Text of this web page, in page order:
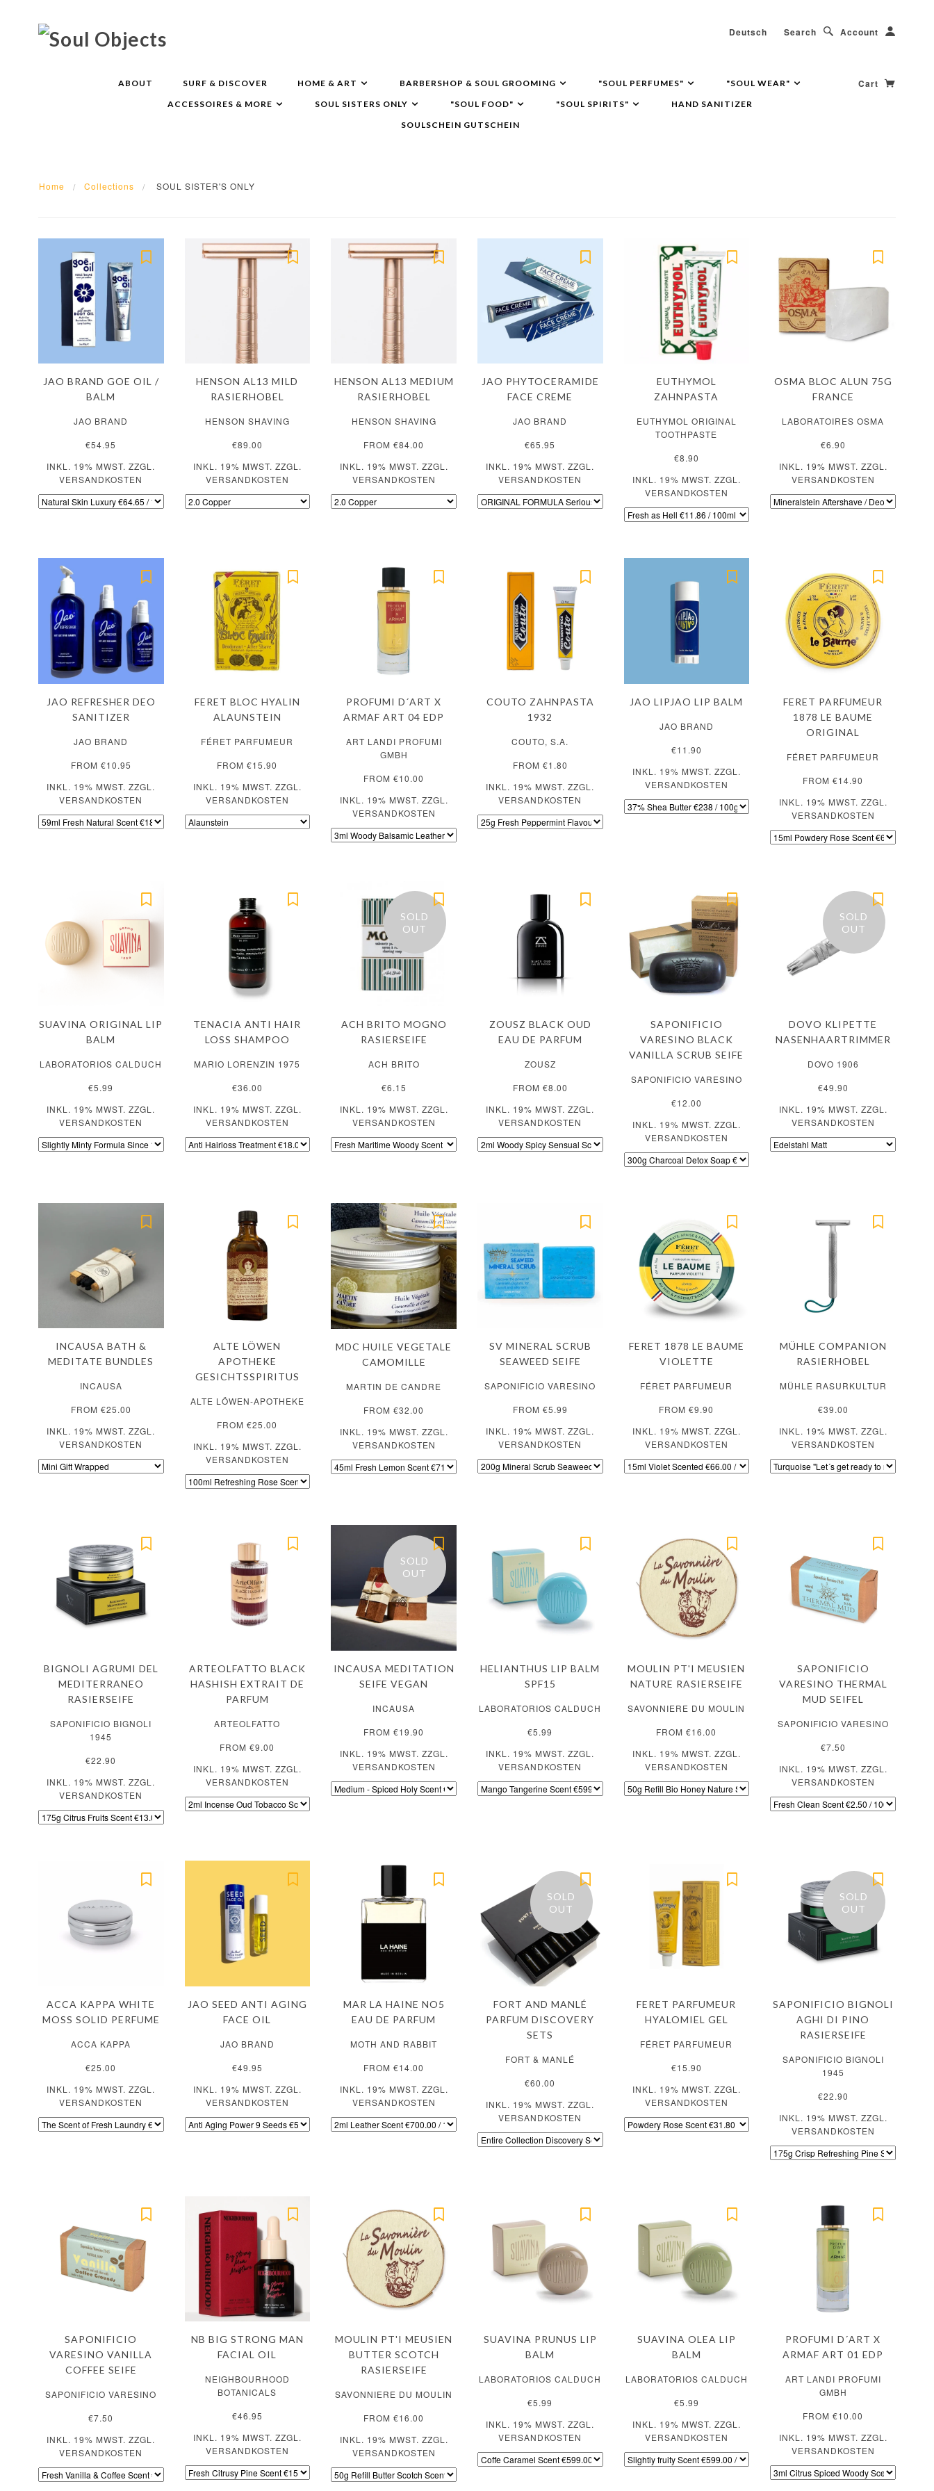
Deutsch Search Account
ABOUT SURF & DISCOVER HOME & ART BARBERSHOP & SOUL GROOMING "SOUL PERFUMES"
"SOUL WEAR"
ACCESSOIRES & MORE
SOUL SISTERS ONLY "SOUL FOOD" "SOUL SPIRITS"
HAND SANITIZER
SOULSCHEIN GUTSCHEIN
Cart
Home Collections SOUL SISTER'S ONLY
JAO BRAND GOE OIL /
BALM
JAO BRAND
€54.95
INKL. 19% MWST. ZZGL.
VERSANDKOSTEN
HENSON AL13 MILD
RASIERHOBEL
HENSON SHAVING
€89.00
INKL. 19% MWST. ZZGL.
VERSANDKOSTEN
HENSON AL13 MEDIUM
RASIERHOBEL
HENSON SHAVING
FROM €84.00
INKL. 19% MWST. ZZGL.
VERSANDKOSTEN
JAO PHYTOCERAMIDE
FACE CREME
JAO BRAND
€65.95
INKL. 19% MWST. ZZGL.
VERSANDKOSTEN
EUTHYMOL
ZAHNPASTA
EUTHYMOL ORIGINAL
TOOTHPASTE
€8.90
INKL. 19% MWST. ZZGL.
VERSANDKOSTEN
OSMA BLOC ALUN 75G
FRANCE
LABORATOIRES OSMA
€6.90
INKL. 19% MWST. ZZGL.
VERSANDKOSTEN
JAO REFRESHER DEO
SANITIZER
JAO BRAND
FROM €10.95
INKL. 19% MWST. ZZGL.
VERSANDKOSTEN
FERET BLOC HYALIN
ALAUNSTEIN
FÉRET PARFUMEUR
FROM €15.90
INKL. 19% MWST. ZZGL.
VERSANDKOSTEN
PROFUMI D´ART X
ARMAF ART 04 EDP
ART LANDI PROFUMI
GMBH
FROM €10.00
INKL. 19% MWST. ZZGL.
VERSANDKOSTEN
COUTO ZAHNPASTA
1932
COUTO, S.A.
FROM €1.80
INKL. 19% MWST. ZZGL.
VERSANDKOSTEN
JAO LIPJAO LIP BALM
JAO BRAND
€11.90
INKL. 19% MWST. ZZGL.
VERSANDKOSTEN
FERET PARFUMEUR
1878 LE BAUME
ORIGINAL
FÉRET PARFUMEUR
FROM €14.90
INKL. 19% MWST. ZZGL.
VERSANDKOSTEN
SUAVINA ORIGINAL LIP
BALM
LABORATORIOS CALDUCH
€5.99
INKL. 19% MWST. ZZGL.
VERSANDKOSTEN
TENACIA ANTI HAIR
LOSS SHAMPOO
MARIO LORENZIN 1975
€36.00
INKL. 19% MWST. ZZGL.
VERSANDKOSTEN
SOLD
OUT
ACH BRITO MOGNO
RASIERSEIFE
ACH BRITO
€6.15
INKL. 19% MWST. ZZGL.
VERSANDKOSTEN
ZOUSZ BLACK OUD
EAU DE PARFUM
ZOUSZ
FROM €8.00
INKL. 19% MWST. ZZGL.
VERSANDKOSTEN
SAPONIFICIO
VARESINO BLACK
VANILLA SCRUB SEIFE
SAPONIFICIO VARESINO
€12.00
INKL. 19% MWST. ZZGL.
VERSANDKOSTEN
SOLD
OUT
DOVO KLIPETTE
NASENHAARTRIMMER
DOVO 1906
€49.90
INKL. 19% MWST. ZZGL.
VERSANDKOSTEN
INCAUSA BATH &
MEDITATE BUNDLES
INCAUSA
FROM €25.00
INKL. 19% MWST. ZZGL.
VERSANDKOSTEN
ALTE LÖWEN
APOTHEKE
GESICHTSSPIRITUS
ALTE LÖWEN-APOTHEKE
FROM €25.00
INKL. 19% MWST. ZZGL.
VERSANDKOSTEN
MDC HUILE VEGETALE
CAMOMILLE
MARTIN DE CANDRE
FROM €32.00
INKL. 19% MWST. ZZGL.
VERSANDKOSTEN
SV MINERAL SCRUB
SEAWEED SEIFE
SAPONIFICIO VARESINO
FROM €5.99
INKL. 19% MWST. ZZGL.
VERSANDKOSTEN
FERET 1878 LE BAUME
VIOLETTE
FÉRET PARFUMEUR
FROM €9.90
INKL. 19% MWST. ZZGL.
VERSANDKOSTEN
MÜHLE COMPANION
RASIERHOBEL
MÜHLE RASURKULTUR
€39.00
INKL. 19% MWST. ZZGL.
VERSANDKOSTEN
BIGNOLI AGRUMI DEL
MEDITERRANEO
RASIERSEIFE
SAPONIFICIO BIGNOLI
1945
€22.90
INKL. 19% MWST. ZZGL.
VERSANDKOSTEN
ARTEOLFATTO BLACK
HASHISH EXTRAIT DE
PARFUM
ARTEOLFATTO
FROM €9.00
INKL. 19% MWST. ZZGL.
VERSANDKOSTEN
SOLD
OUT
INCAUSA MEDITATION
SEIFE VEGAN
INCAUSA
FROM €19.90
INKL. 19% MWST. ZZGL.
VERSANDKOSTEN
HELIANTHUS LIP BALM
SPF15
LABORATORIOS CALDUCH
€5.99
INKL. 19% MWST. ZZGL.
VERSANDKOSTEN
MOULIN PT'I MEUSIEN
NATURE RASIERSEIFE
SAVONNIERE DU MOULIN
FROM €16.00
INKL. 19% MWST. ZZGL.
VERSANDKOSTEN
SAPONIFICIO
VARESINO THERMAL
MUD SEIFEL
SAPONIFICIO VARESINO
€7.50
INKL. 19% MWST. ZZGL.
VERSANDKOSTEN
ACCA KAPPA WHITE
MOSS SOLID PERFUME
ACCA KAPPA
€25.00
INKL. 19% MWST. ZZGL.
VERSANDKOSTEN
JAO SEED ANTI AGING
FACE OIL
JAO BRAND
€49.95
INKL. 19% MWST. ZZGL.
VERSANDKOSTEN
MAR LA HAINE NO5
EAU DE PARFUM
MOTH AND RABBIT
FROM €14.00
INKL. 19% MWST. ZZGL.
VERSANDKOSTEN
SOLD
OUT
FORT AND MANLÉ
PARFUM DISCOVERY
SETS
FORT & MANLÉ
€60.00
INKL. 19% MWST. ZZGL.
VERSANDKOSTEN
FERET PARFUMEUR
HYALOMIEL GEL
FÉRET PARFUMEUR
€15.90
INKL. 19% MWST. ZZGL.
VERSANDKOSTEN
SOLD
OUT
SAPONIFICIO BIGNOLI
AGHI DI PINO
RASIERSEIFE
SAPONIFICIO BIGNOLI
1945
€22.90
INKL. 19% MWST. ZZGL.
VERSANDKOSTEN
SAPONIFICIO
VARESINO VANILLA
COFFEE SEIFE
SAPONIFICIO VARESINO
€7.50
INKL. 19% MWST. ZZGL.
VERSANDKOSTEN
NB BIG STRONG MAN
FACIAL OIL
NEIGHBOURHOOD
BOTANICALS
€46.95
INKL. 19% MWST. ZZGL.
VERSANDKOSTEN
MOULIN PT'I MEUSIEN
BUTTER SCOTCH
RASIERSEIFE
SAVONNIERE DU MOULIN
FROM €16.00
INKL. 19% MWST. ZZGL.
VERSANDKOSTEN
SUAVINA PRUNUS LIP
BALM
LABORATORIOS CALDUCH
€5.99
INKL. 19% MWST. ZZGL.
VERSANDKOSTEN
SUAVINA OLEA LIP
BALM
LABORATORIOS CALDUCH
€5.99
INKL. 19% MWST. ZZGL.
VERSANDKOSTEN
PROFUMI D´ART X
ARMAF ART 01 EDP
ART LANDI PROFUMI
GMBH
FROM €10.00
INKL. 19% MWST. ZZGL.
VERSANDKOSTEN